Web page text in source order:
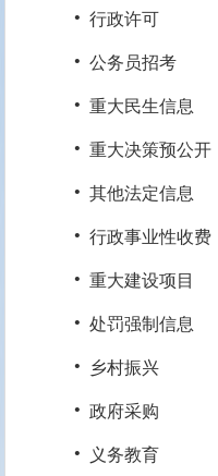
· 行政许可
· 公务员招考
· 重大民生信息
· 重大决策预公开
· 其他法定信息
· 行政事业性收费
· 重大建设项目
· 处罚强制信息
· 乡村振兴
· 政府采购
· 义务教育